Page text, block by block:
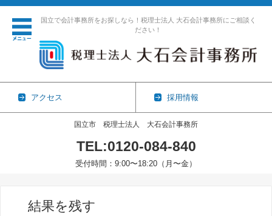
国立で会計事務所をお探しなら！税理士法人 大石会計事務所にご相談く
ださい！
アクセス 採用情報
国立市 税理士法人 大石会計事務所
TEL:0120-084-840
受付時間：9:00〜18:20（月〜金）
結果を残す